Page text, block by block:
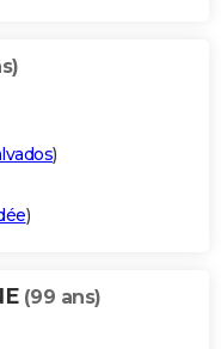
)
)
(99 ans)